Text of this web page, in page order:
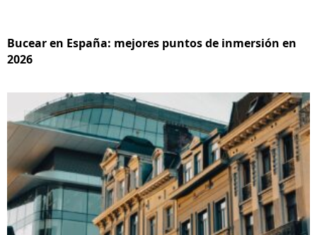
Bucear en España: mejores puntos de inmersión en
2026